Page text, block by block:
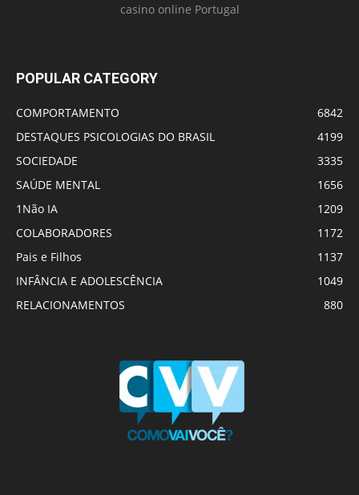
casino online Portugal
POPULAR CATEGORY
COMPORTAMENTO
6842
DESTAQUES PSICOLOGIAS DO BRASIL
4199
SOCIEDADE
3335
SAÚDE MENTAL
1656
1Não IA
1209
COLABORADORES
1172
Pais e Filhos
1137
INFÂNCIA E ADOLESCÊNCIA
1049
RELACIONAMENTOS
880